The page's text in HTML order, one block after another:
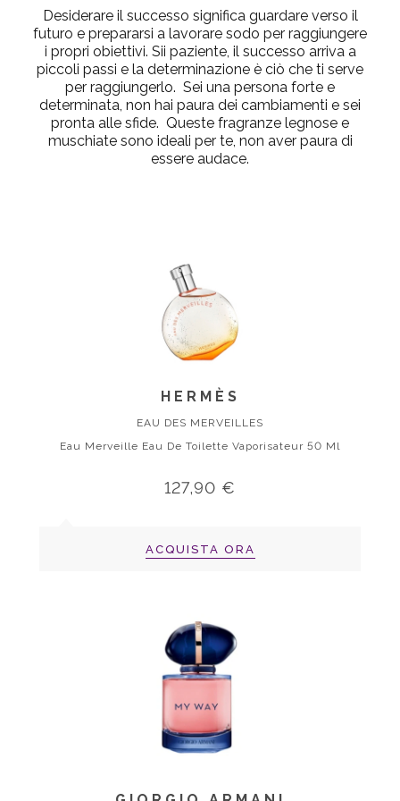
Desiderare il successo significa guardare verso il
futuro e prepararsi a lavorare sodo per raggiungere
i propri obiettivi. Sii paziente, il successo arriva a
piccoli passi e la determinazione è ciò che ti serve
per raggiungerlo. Sei una persona forte e
determinata, non hai paura dei cambiamenti e sei
pronta alle sfide. Queste fragranze legnose e
muschiate sono ideali per te, non aver paura di
essere audace.
HERMÈS
EAU DES MERVEILLES
Eau Merveille Eau De Toilette Vaporisateur 50 Ml
127,90 €
ACQUISTA ORA